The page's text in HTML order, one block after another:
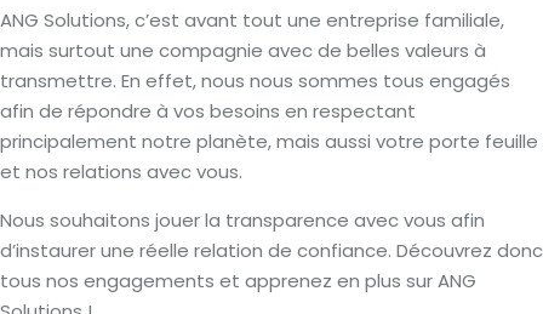
ANG Solutions, c’est avant tout une entreprise familiale,
mais surtout une compagnie avec de belles valeurs à
transmettre. En effet, nous nous sommes tous engagés
afin de répondre à vos besoins en respectant
principalement notre planète, mais aussi votre porte feuille
et nos relations avec vous.
Nous souhaitons jouer la transparence avec vous afin
d’instaurer une réelle relation de confiance. Découvrez donc
tous nos engagements et apprenez en plus sur ANG